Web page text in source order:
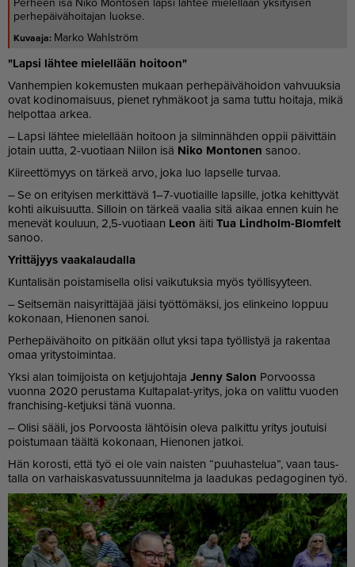
perhepäivähoitajan luokse.
Marko Wahlström
"Lap­si läh­tee mie­lel­lään hoi­toon"
Van­hem­pien ko­ke­mus­ten mu­kaan per­he­päi­vä­hoi­don vah­vuuk­sia
ovat ko­di­no­mai­suus, pie­net ryh­mä­koot ja sama tut­tu hoi­ta­ja, mikä
hel­pot­taa ar­kea.
– Lap­si läh­tee mie­lel­lään hoi­toon ja sil­min­näh­den op­pii päi­vit­täin
jo­tain uut­ta, 2-vuo­ti­aan Nii­lon isä Niko Mon­to­nen sa­noo.
Kii­reet­tö­myys on tär­keä ar­vo, joka luo lap­sel­le tur­vaa.
– Se on eri­tyi­sen mer­kit­tä­vä 1–7-vuo­ti­ail­le lap­sil­le, jot­ka ke­hit­ty­vät
koh­ti ai­kui­suut­ta. Sil­loin on tär­keä vaa­lia sitä ai­kaa en­nen kuin he
me­ne­vät kou­luun, 2,5-vuo­ti­aan Leon äi­ti Tua Lind­holm-Blom­felt
sa­noo.
Yrit­tä­jyys vaa­ka­lau­dal­la
Kun­ta­li­sän pois­ta­mi­sel­la oli­si vai­ku­tuk­sia myös työl­li­syy­teen.
– Seit­se­män nai­sy­rit­tä­jää jäi­si työt­tö­mäk­si, jos elin­kei­no lop­puu
ko­ko­naan, Hie­no­nen sa­noi.
Per­he­päi­vä­hoi­to on pit­kään ol­lut yk­si tapa työl­lis­tyä ja ra­ken­taa
omaa yri­tys­toi­min­taa.
Yk­si alan toi­mi­jois­ta on ket­ju­joh­ta­ja Jen­ny Sa­lon Por­voos­sa
vuon­na 2020 pe­rus­ta­ma Kul­ta­pa­lat-yri­tys, joka on va­lit­tu vuo­den
franc­hi­sing-ket­juk­si tänä vuon­na.
– Oli­si sää­li, jos Por­voos­ta läh­töi­sin ole­va pal­kit­tu yri­tys jou­tui­si
pois­tu­maan tääl­tä ko­ko­naan, Hie­no­nen jat­koi.
Hän ko­ros­ti, et­tä työ ei ole vain nais­ten “puu­has­te­lua”, vaan taus­
tal­la on var­hais­kas­va­tus­suun­ni­tel­ma ja laa­du­kas pe­da­go­gi­nen työ.